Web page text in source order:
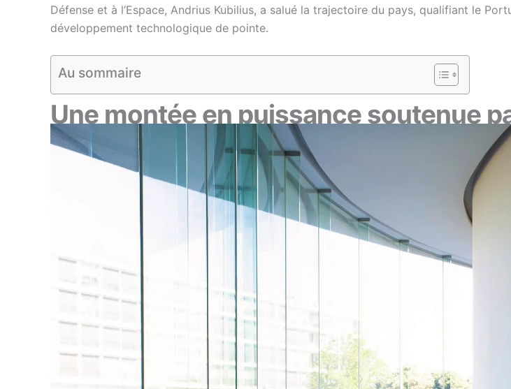
Défense et à l’Espace, Andrius Kubilius, a salué la trajectoire du pays, qualifiant le
développement technologique de pointe.
Au sommaire
Une montée en puissance soutenue